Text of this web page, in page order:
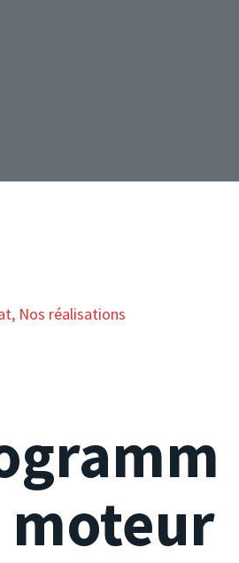
, Nos réalisations